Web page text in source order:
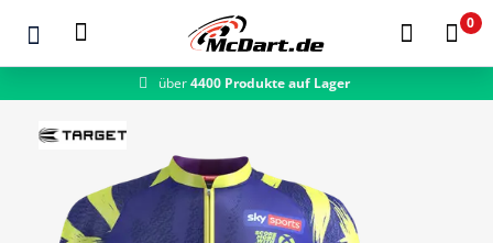
Zum Hauptinhalt springen
0
schneller Versand